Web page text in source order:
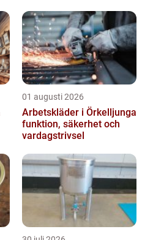
01 augusti 2026
Arbetskläder i Örkelljunga
funktion, säkerhet och
vardagstrivsel